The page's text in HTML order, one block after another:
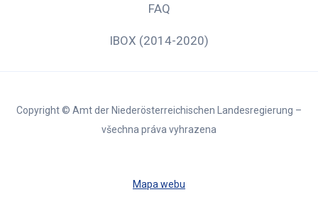
FAQ
IBOX (2014-2020)
Copyright © Amt der Niederösterreichischen Landesregierung –
všechna práva vyhrazena
Mapa webu